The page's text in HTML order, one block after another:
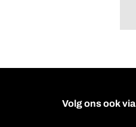
Volg ons ook via